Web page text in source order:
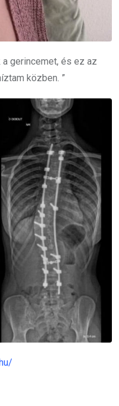
gerincemet, és ez az
közben. ”